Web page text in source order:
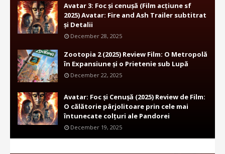
Avatar 3: Foc și cenușă (Film acțiune sf
2025) Avatar: Fire and Ash Trailer subtitrat
și Detalii
December 28, 2025
Zootopia 2 (2025) Review Film: O Metropolă
în Expansiune și o Prietenie sub Lupă
December 22, 2025
Avatar: Foc și Cenușă (2025) Review de Film:
O călătorie pârjolitoare prin cele mai
întunecate colțuri ale Pandorei
December 19, 2025